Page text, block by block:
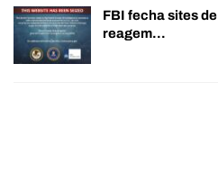
FBI fecha sites
reagem…